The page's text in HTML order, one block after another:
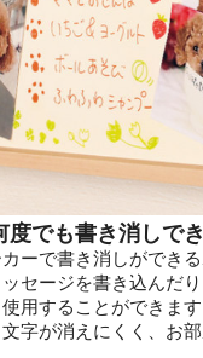
度でも書き消しで
ーで書き消しができ
セージを書き込んだ
用することができま
字が消えにくく、お部